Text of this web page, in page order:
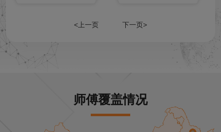
<上一页 下一页>
师傅覆盖情况